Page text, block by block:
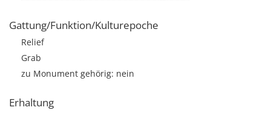
Gattung/Funktion/Kulturepoche
Relief
Grab
zu Monument gehörig: nein
Erhaltung